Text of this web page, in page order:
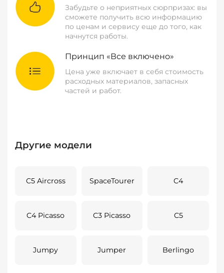
Забудьте о неприятных сюрпризах: вы
сможете получить всю информацию
по ценам и сервису еще до того, как
начнутся работы.
Принцип «Все включено»
Цена уже включает в себя стоимость
расходных материалов, запасных
частей и работ.
Другие модели
C5 Aircross SpaceTourer C4
C4 Picasso C3 Picasso C5
Jumpy Jumper Berlingo